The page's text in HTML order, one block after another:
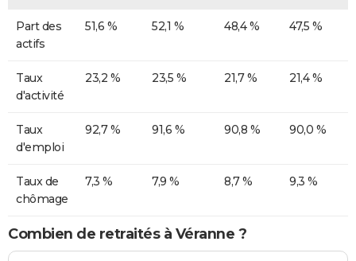
Part des
actifs
51,6 % 52,1 % 48,4 % 47,5 %
Taux
d'activité
23,2 % 23,5 % 21,7 % 21,4 %
Taux
d'emploi
92,7 % 91,6 % 90,8 % 90,0 %
Taux de
chômage
7,3 % 7,9 % 8,7 % 9,3 %
Combien de retraités à Véranne ?